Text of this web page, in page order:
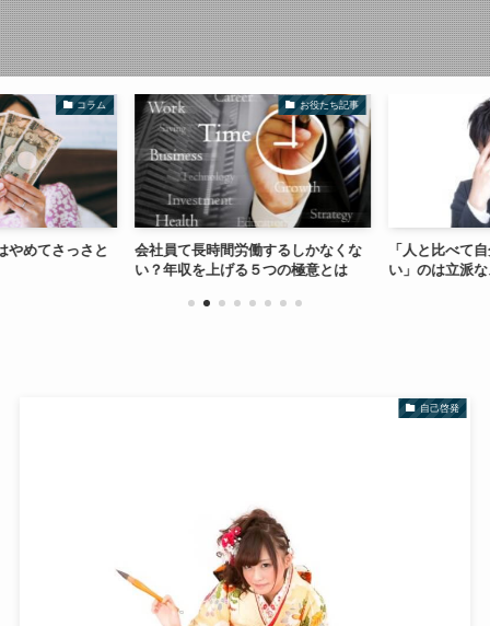
コラム
めてさっさと
お役たち記事
会社員て長時間労働するしかなくな
い？年収を上げる５つの極意とは
「人と比べて自
い」のは立派な
自己啓発